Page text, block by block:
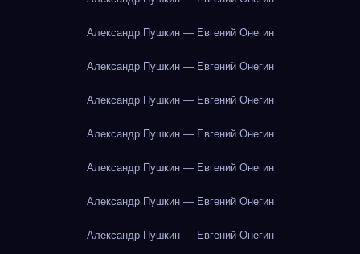
Александр Пушкин — Евгений Онегин
Александр Пушкин — Евгений Онегин
Александр Пушкин — Евгений Онегин
Александр Пушкин — Евгений Онегин
Александр Пушкин — Евгений Онегин
Александр Пушкин — Евгений Онегин
Александр Пушкин — Евгений Онегин